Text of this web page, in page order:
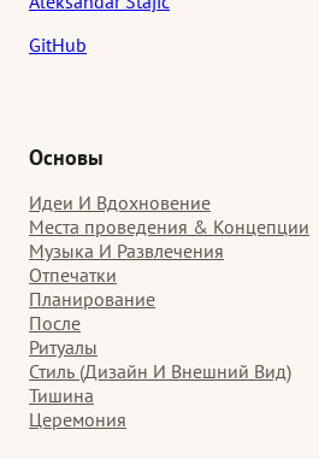
GitHub
Основы
Идеи И Вдохновение
Места проведения & Концепции
Музыка И Развлечения
Отпечатки
Планирование
После
Ритуалы
Стиль (Дизайн И Внешний Вид)
Тишина
Церемония